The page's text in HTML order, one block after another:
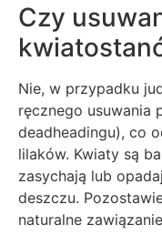
Czy
Nie, w przypadku
ręcznego usuwania
deadheadingu), co
lilaków. Kwiaty są
zasychają lub
deszczu.
naturalne